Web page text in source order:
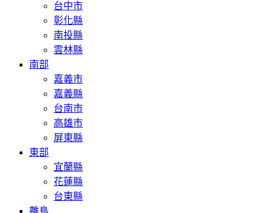
台中市
彰化縣
南投縣
雲林縣
南部
嘉義市
嘉義縣
台南市
高雄市
屏東縣
東部
宜蘭縣
花蓮縣
台東縣